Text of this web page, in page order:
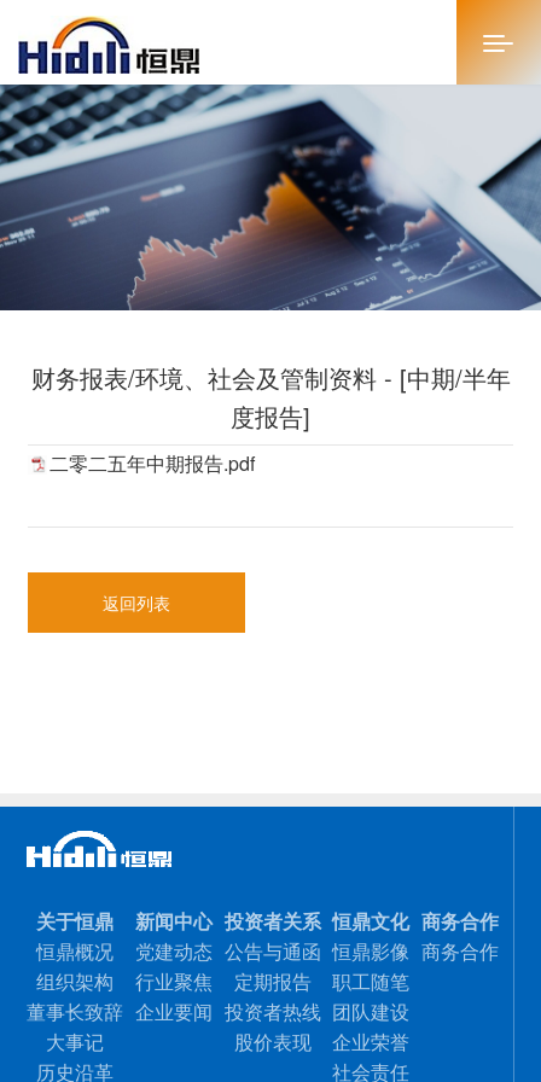
首页
关于恒鼎
新闻中心
恒鼎文化
商务合作
财务报表/环境、社会及管制资料 - [中期/半年
度报告]
二零二五年中期报告.pdf
返回列表
关于恒鼎
恒鼎概况
组织架构
董事长致辞
大事记
历史沿革
新闻中心
党建动态
行业聚焦
企业要闻
投资者关系
公告与通函
定期报告
投资者热线
股价表现
恒鼎文化
恒鼎影像
职工随笔
团队建设
企业荣誉
社会责任
商务合作
商务合作